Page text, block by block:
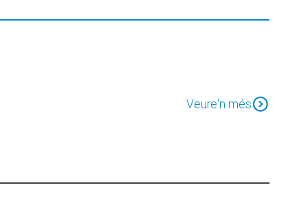
Veure'n mésexpand_circle_down